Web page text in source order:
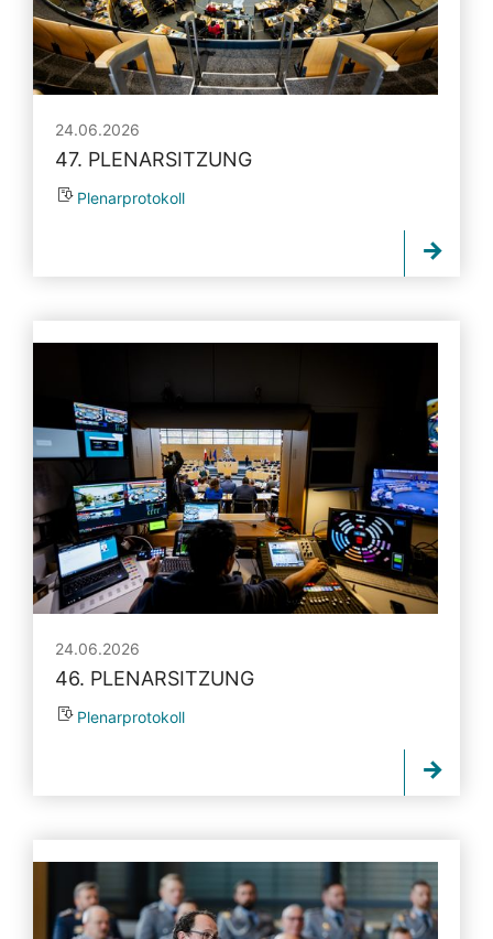
24.06.2026
47. PLENARSITZUNG
Plenarprotokoll
24.06.2026
46. PLENARSITZUNG
Plenarprotokoll